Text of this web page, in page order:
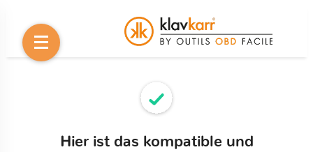
Hier ist das kompatible und